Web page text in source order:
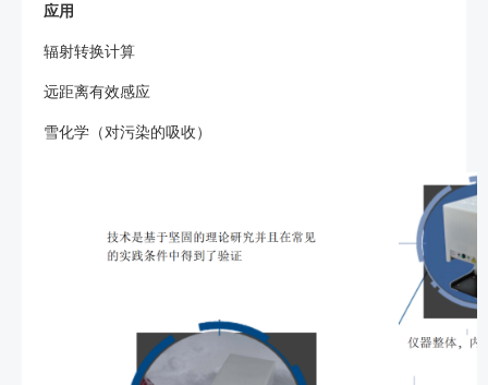
应用
辐射转换计算
远距离有效感应
雪化学（对污染的吸收）